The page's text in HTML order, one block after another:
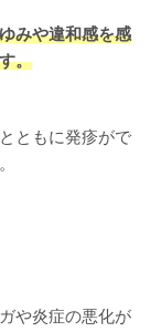
みや違和感を感
。
ともに発疹がで
や炎症の悪化が